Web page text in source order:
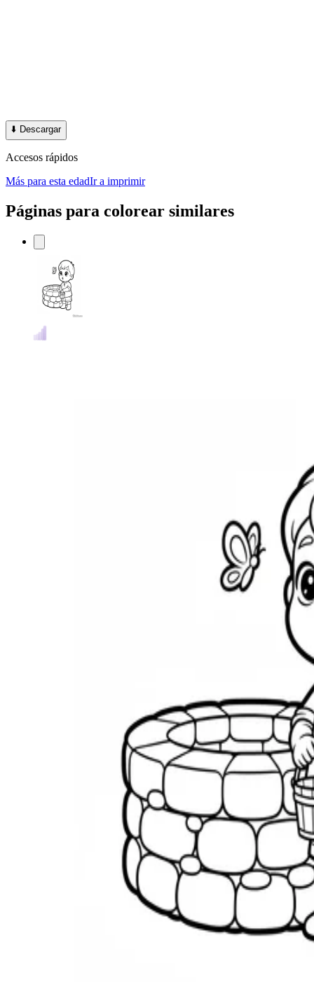
⬇️ Descargar
Accesos rápidos
Más para esta edadIr a imprimir
Páginas para colorear similares